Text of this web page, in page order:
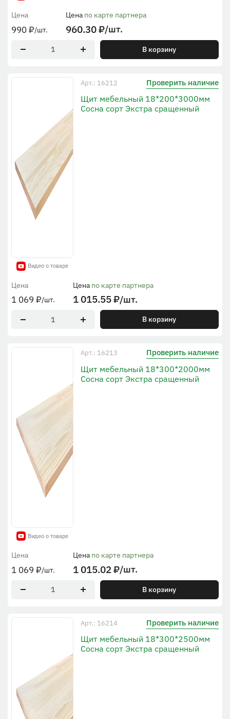
Цена
990₽/шт.
Цена по карте партнера
960.30₽/шт.
В корзину
Видео о товаре
Арт.: 16212 Проверить наличие
Щит мебельный 18*200*3000мм
Сосна сорт Экстра сращенный
Цена
1 069 ₽/шт.
Цена по карте партнера
1 015.55₽/шт.
В корзину
Видео о товаре
Арт.: 16213 Проверить наличие
Щит мебельный 18*300*2000мм
Сосна сорт Экстра сращенный
Цена
1 069 ₽/шт.
Цена по карте партнера
1 015.02₽/шт.
В корзину
Арт.: 16214 Проверить наличие
Щит мебельный 18*300*2500мм
Сосна сорт Экстра сращенный